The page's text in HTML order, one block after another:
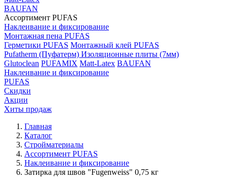
BAUFAN
Ассортимент PUFAS
Наклеивание и фиксирование
Монтажная пена PUFAS
Герметики PUFAS Монтажный клей PUFAS
Pufatherm (Пуфатерм) Изоляционные плиты (7мм)
Glutoclean PUFAMIX Matt-Latex BAUFAN
Наклеивание и фиксирование
PUFAS
Скидки
Акции
Хиты продаж
Главная
Каталог
Стройматериалы
Ассортимент PUFAS
Наклеивание и фиксирование
Затирка для швов "Fugenweiss" 0,75 кг